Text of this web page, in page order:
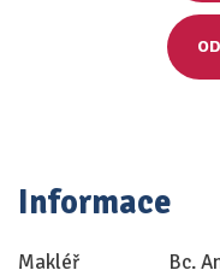
Informace
Makléř Bc.